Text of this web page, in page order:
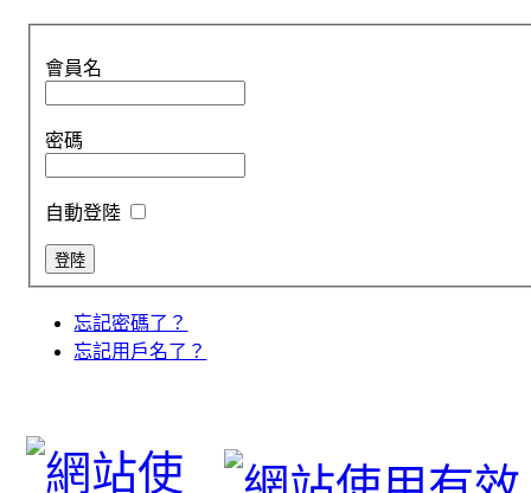
會員名
密碼
自動登陸
忘記密碼了？
忘記用戶名了？